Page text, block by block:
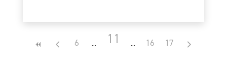
6 11 16 17